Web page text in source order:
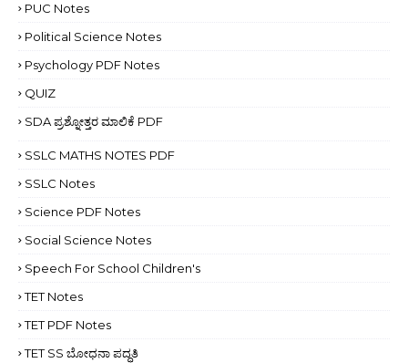
PUC Notes
Political Science Notes
Psychology PDF Notes
QUIZ
SDA ಪ್ರಶ್ನೋತ್ತರ ಮಾಲಿಕೆ PDF
SSLC MATHS NOTES PDF
SSLC Notes
Science PDF Notes
Social Science Notes
Speech For School Children's
TET Notes
TET PDF Notes
TET SS ಬೋಧನಾ ಪದ್ಧತಿ